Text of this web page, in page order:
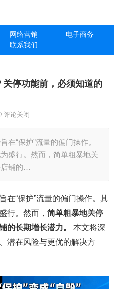
网络营销
电子商务
联系我们
关停功能前，必须知道的
评论关闭
在“保护”流量的偏门操作。
盛行。然而，简单粗暴地关
店铺的…
在“保护”流量的偏门操作。其
行。然而， 简单粗暴地关停
的长期增长潜力。
本文将深
潜在风险与更优的解决方